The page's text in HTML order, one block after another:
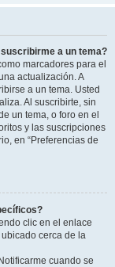
a un tema?
marcadores para el
actualización. A
a un tema. Usted
Al suscribirte, sin
un tema, o foro en el
y las suscripciones
en “Preferencias de
clic en el enlace
cerca de la
cuando se